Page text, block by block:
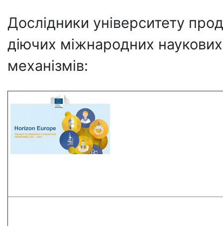
Дослідники університету
діючих міжнародних
механізмів: